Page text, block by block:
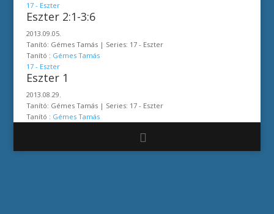
17 - Eszter
Eszter 2:1-3:6
2013.09.05.
Tanító: Gémes Tamás | Series: 17 - Eszter
Tanító : Gémes Tamás
17 - Eszter
Eszter 1
2013.08.29.
Tanító: Gémes Tamás | Series: 17 - Eszter
Tanító : Gémes Tamás